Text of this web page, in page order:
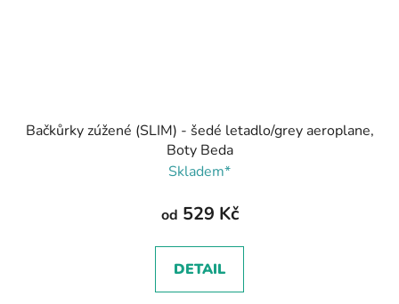
Bačkůrky zúžené (SLIM) - šedé letadlo/grey aeroplane,
Boty Beda
Skladem*
od 529 Kč
DETAIL